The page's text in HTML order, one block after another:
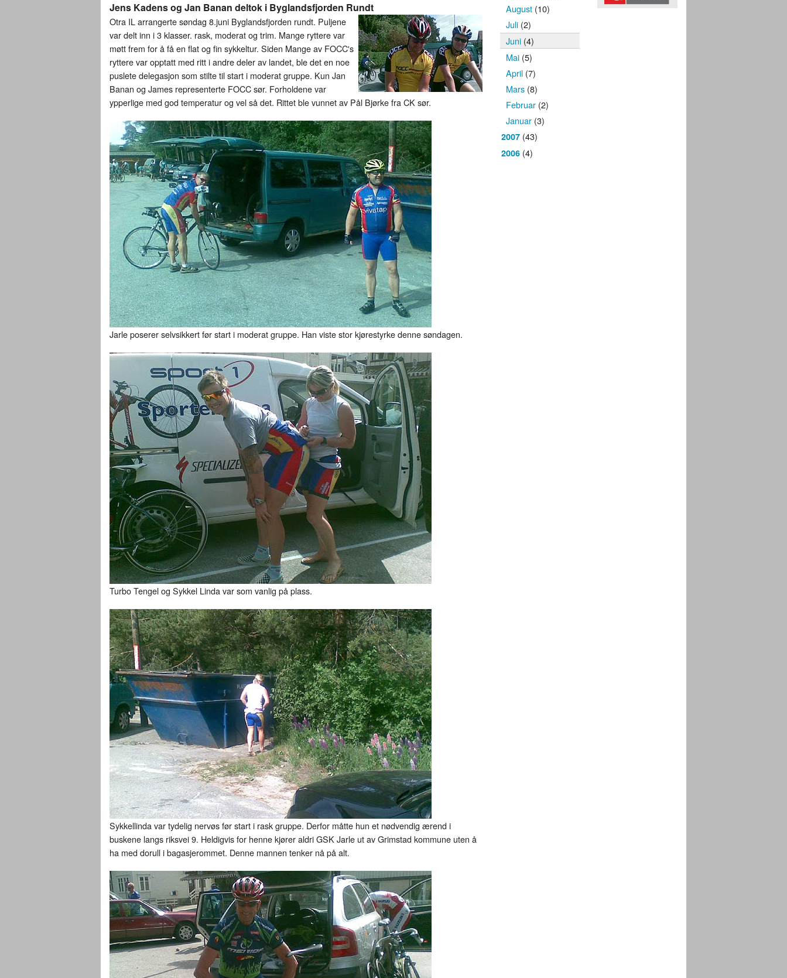
Jens Kadens og Jan Banan deltok i Byglandsfjorden Rundt
Otra IL arrangerte søndag 8.juni Byglandsfjorden rundt. Puljene
var delt inn i 3 klasser. rask, moderat og trim. Mange ryttere var
møtt frem for å få en flat og fin sykkeltur. Siden Mange av FOCC's
ryttere var opptatt med ritt i andre deler av landet, ble det en noe
puslete delegasjon som stilte til start i moderat gruppe. Kun Jan
Banan og James representerte FOCC sør. Forholdene var
ypperlige med god temperatur og vel så det. Rittet ble vunnet av Pål Bjørke fra CK sør.
Jarle poserer selvsikkert før start i moderat gruppe. Han viste stor kjørestyrke denne søndagen.
Turbo Tengel og Sykkel Linda var som vanlig på plass.
Sykkellinda var tydelig nervøs før start i rask gruppe. Derfor måtte hun et nødvendig ærend i
buskene langs riksvei 9. Heldigvis for henne kjører aldri GSK Jarle ut av Grimstad kommune uten å
ha med dorull i bagasjerommet. Denne mannen tenker nå på alt.
August(10)
Juli(2)
Juni(4)
Mai(5)
April(7)
Mars(8)
Februar(2)
Januar(3)
2007(43)
2006(4)